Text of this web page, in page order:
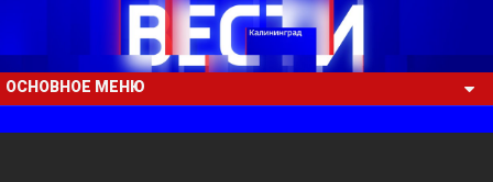
ОСНОВНОЕ МЕНЮ